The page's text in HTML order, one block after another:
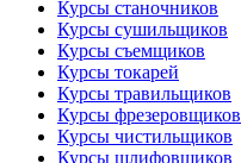
Курсы станочников
Курсы сушильщиков
Курсы съемщиков
Курсы токарей
Курсы травильщиков
Курсы фрезеровщиков
Курсы чистильщиков
Курсы шлифовщиков